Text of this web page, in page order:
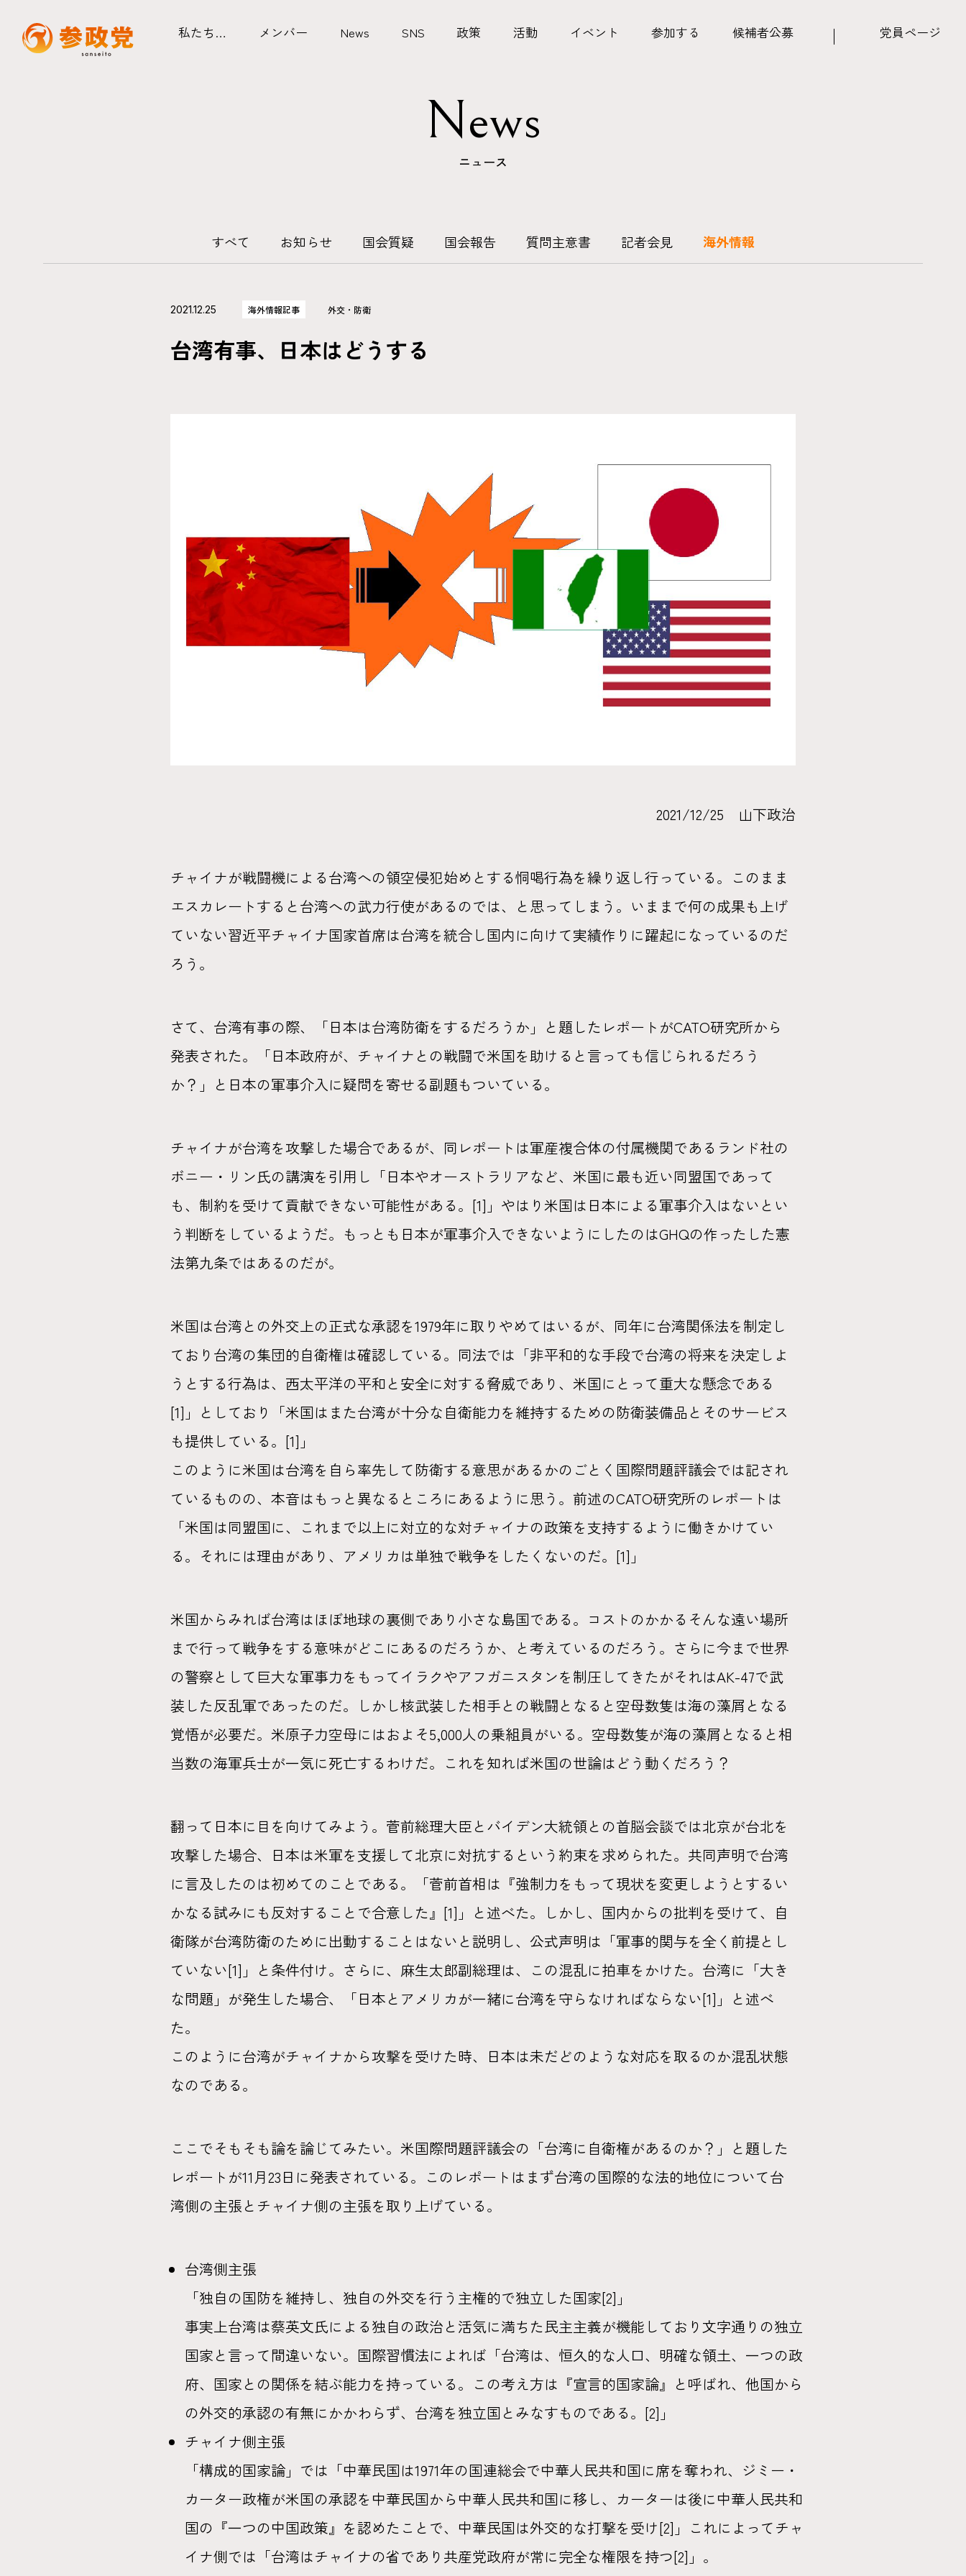
私たち… メンバー News SNS 政策 活動 イベント 参加する 候補者公募 党員ページ
News
ニュース
すべて お知らせ 国会質疑 国会報告 質問主意書 記者会見 海外情報
2021.12.25 海外情報記事 外交・防衛
台湾有事、日本はどうする
2021/12/25 山下政治
チャイナが戦闘機による台湾への領空侵犯始めとする恫喝行為を繰り返し行っている。このまま
エスカレートすると台湾への武力行使があるのでは、と思ってしまう。いままで何の成果も上げ
ていない習近平チャイナ国家首席は台湾を統合し国内に向けて実績作りに躍起になっているのだ
ろう。
さて、台湾有事の際、「日本は台湾防衛をするだろうか」と題したレポートがCATO研究所から
発表された。「日本政府が、チャイナとの戦闘で米国を助けると言っても信じられるだろう
か？」と日本の軍事介入に疑問を寄せる副題もついている。
チャイナが台湾を攻撃した場合であるが、同レポートは軍産複合体の付属機関であるランド社の
ボニー・リン氏の講演を引用し「日本やオーストラリアなど、米国に最も近い同盟国であって
も、制約を受けて貢献できない可能性がある。[1]」やはり米国は日本による軍事介入はないとい
う判断をしているようだ。もっとも日本が軍事介入できないようにしたのはGHQの作ったした憲
法第九条ではあるのだが。
米国は台湾との外交上の正式な承認を1979年に取りやめてはいるが、同年に台湾関係法を制定し
ており台湾の集団的自衛権は確認している。同法では「非平和的な手段で台湾の将来を決定しよ
うとする行為は、西太平洋の平和と安全に対する脅威であり、米国にとって重大な懸念である
[1]」としており「米国はまた台湾が十分な自衛能力を維持するための防衛装備品とそのサービス
も提供している。[1]」
このように米国は台湾を自ら率先して防衛する意思があるかのごとく国際問題評議会では記され
ているものの、本音はもっと異なるところにあるように思う。前述のCATO研究所のレポートは
「米国は同盟国に、これまで以上に対立的な対チャイナの政策を支持するように働きかけてい
る。それには理由があり、アメリカは単独で戦争をしたくないのだ。[1]」
米国からみれば台湾はほぼ地球の裏側であり小さな島国である。コストのかかるそんな遠い場所
まで行って戦争をする意味がどこにあるのだろうか、と考えているのだろう。さらに今まで世界
の警察として巨大な軍事力をもってイラクやアフガニスタンを制圧してきたがそれはAK-47で武
装した反乱軍であったのだ。しかし核武装した相手との戦闘となると空母数隻は海の藻屑となる
覚悟が必要だ。米原子力空母にはおよそ5,000人の乗組員がいる。空母数隻が海の藻屑となると相
当数の海軍兵士が一気に死亡するわけだ。これを知れば米国の世論はどう動くだろう？
翻って日本に目を向けてみよう。菅前総理大臣とバイデン大統領との首脳会談では北京が台北を
攻撃した場合、日本は米軍を支援して北京に対抗するという約束を求められた。共同声明で台湾
に言及したのは初めてのことである。「菅前首相は『強制力をもって現状を変更しようとするい
かなる試みにも反対することで合意した』[1]」と述べた。しかし、国内からの批判を受けて、自
衛隊が台湾防衛のために出動することはないと説明し、公式声明は「軍事的関与を全く前提とし
ていない[1]」と条件付け。さらに、麻生太郎副総理は、この混乱に拍車をかけた。台湾に「大き
な問題」が発生した場合、「日本とアメリカが一緒に台湾を守らなければならない[1]」と述べ
た。
このように台湾がチャイナから攻撃を受けた時、日本は未だどのような対応を取るのか混乱状態
なのである。
ここでそもそも論を論じてみたい。米国際問題評議会の「台湾に自衛権があるのか？」と題した
レポートが11月23日に発表されている。このレポートはまず台湾の国際的な法的地位について台
湾側の主張とチャイナ側の主張を取り上げている。
台湾側主張
「独自の国防を維持し、独自の外交を行う主権的で独立した国家[2]」
事実上台湾は蔡英文氏による独自の政治と活気に満ちた民主主義が機能しており文字通りの独立
国家と言って間違いない。国際習慣法によれば「台湾は、恒久的な人口、明確な領土、一つの政
府、国家との関係を結ぶ能力を持っている。この考え方は『宣言的国家論』と呼ばれ、他国から
の外交的承認の有無にかかわらず、台湾を独立国とみなすものである。[2]」
チャイナ側主張
「構成的国家論」では「中華民国は1971年の国連総会で中華人民共和国に席を奪われ、ジミー・
カーター政権が米国の承認を中華民国から中華人民共和国に移し、カーターは後に中華人民共和
国の『一つの中国政策』を認めたことで、中華民国は外交的な打撃を受け[2]」これによってチャ
イナ側では「台湾はチャイナの省であり共産党政府が常に完全な権限を持つ[2]」。